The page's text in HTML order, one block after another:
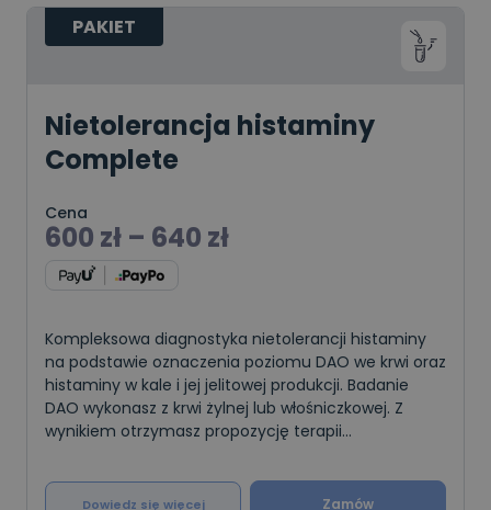
PAKIET
Nietolerancja histaminy
Complete
Cena
600 zł – 640 zł
Kompleksowa diagnostyka nietolerancji histaminy
na podstawie oznaczenia poziomu DAO we krwi oraz
histaminy w kale i jej jelitowej produkcji. Badanie
DAO wykonasz z krwi żylnej lub włośniczkowej. Z
wynikiem otrzymasz propozycję terapii
suplementacyjne, któr
Dowiedz się więcej Zamów